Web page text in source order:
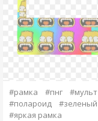
#рамка #пнг #мульт
#полароид
#зеленый
#яркая рамка